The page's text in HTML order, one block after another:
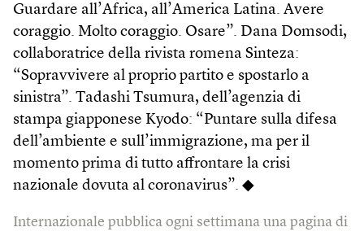
Guardare all’Africa, all’America Latina. Avere
coraggio. Molto coraggio. Osare”. Dana Domsodi,
collaboratrice della rivista romena Sinteza:
“Sopravvivere al proprio partito e spostarlo a
sinistra”. Tadashi Tsumura, dell’agenzia di
stampa giapponese Kyodo: “Puntare sulla difesa
dell’ambiente e sull’immigrazione, ma per il
momento prima di tutto affrontare la crisi
nazionale dovuta al coronavirus”. ◆
Internazionale pubblica ogni settimana una pagina di